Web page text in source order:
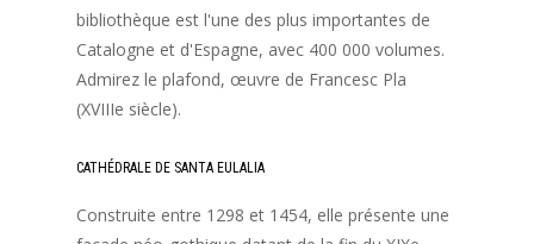
bibliothèque est l'une des plus importantes de
Catalogne et d'Espagne, avec 400 000 volumes.
Admirez le plafond, œuvre de Francesc Pla
(XVIIIe siècle).
CATHÉDRALE DE SANTA EULALIA
Construite entre 1298 et 1454, elle présente une